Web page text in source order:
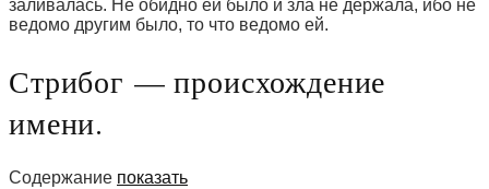
заливалась. Не обидно ей было и зла не держала, ибо не
ведомо другим было, то что ведомо ей.
Стрибог — происхождение
имени.
Содержание показать